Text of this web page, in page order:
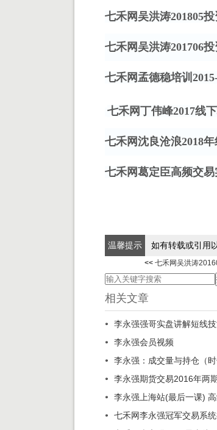
七禾网吴洪涛201805
七禾网吴洪涛201706
七禾网孟德稳培训
七禾网丁伟峰2017线
七禾网沈良沧浪2018
七禾网葛定臣高频交
温馨提示 如有转载或引用
<< 七禾网吴洪涛
相关文章
李永强强哥实盘讲解短线
李永强会员视频
李永强：成交量与持仓（
李永强期货交易2016年两
李永强上海站(最后一课)
七禾网李永强冠军交易系